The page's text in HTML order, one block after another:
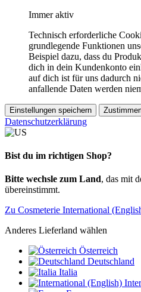
Immer aktiv
Technisch erforderliche
grundlegende Funktionen
Beispiel dazu, dass du
dich in dein Kundenkonto
auf dich ist für uns dadurch
anfallende Daten werden
Einstellungen speichern
Datenschutzerklärung
Bist du im richtigen Shop?
Bitte wechsle zum Land, das mit
übereinstimmt.
Zu Cosmeterie International
Anderes Lieferland wählen
Österreich
Deutschland
Italia